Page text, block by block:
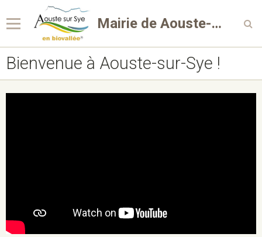
Mairie de Aouste-sur-Sye
Bienvenue à Aouste-sur-Sye !